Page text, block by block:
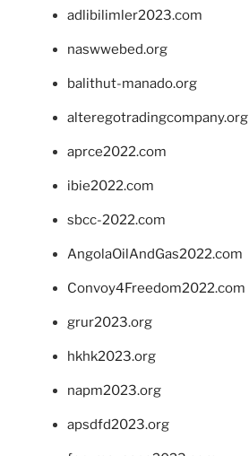
adlibilimler2023.com
naswwebed.org
balithut-manado.org
alteregotradingcompany.org
aprce2022.com
ibie2022.com
sbcc-2022.com
AngolaOilAndGas2022.com
Convoy4Freedom2022.com
grur2023.org
hkhk2023.org
napm2023.org
apsdfd2023.org